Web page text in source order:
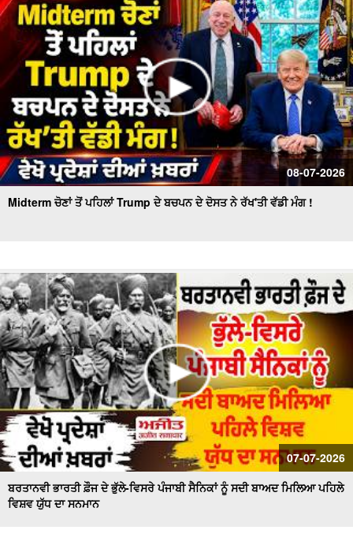
08-07-2026
Midterm ਚੋਣਾਂ ਤੋਂ ਪਹਿਲਾਂ Trump ਦੇ ਬਚਪਨ ਦੇ ਦੋਸਤ ਨੇ ਰੱਖ'ਤੀ ਵੱਡੀ ਮੰਗ !
07-07-2026
ਬਰਤਾਨਵੀ ਭਾਰਤੀ ਫ਼ੌਜ ਦੇ ਭੁੱਲੇ-ਵਿਸਰੇ ਪੰਜਾਬੀ ਸੈਨਿਕਾਂ ਨੂੰ ਸਦੀ ਬਾਅਦ ਮਿਲਿਆ ਪਹਿਲੇ
ਵਿਸ਼ਵ ਯੁੱਧ ਦਾ ਸਨਮਾਨ